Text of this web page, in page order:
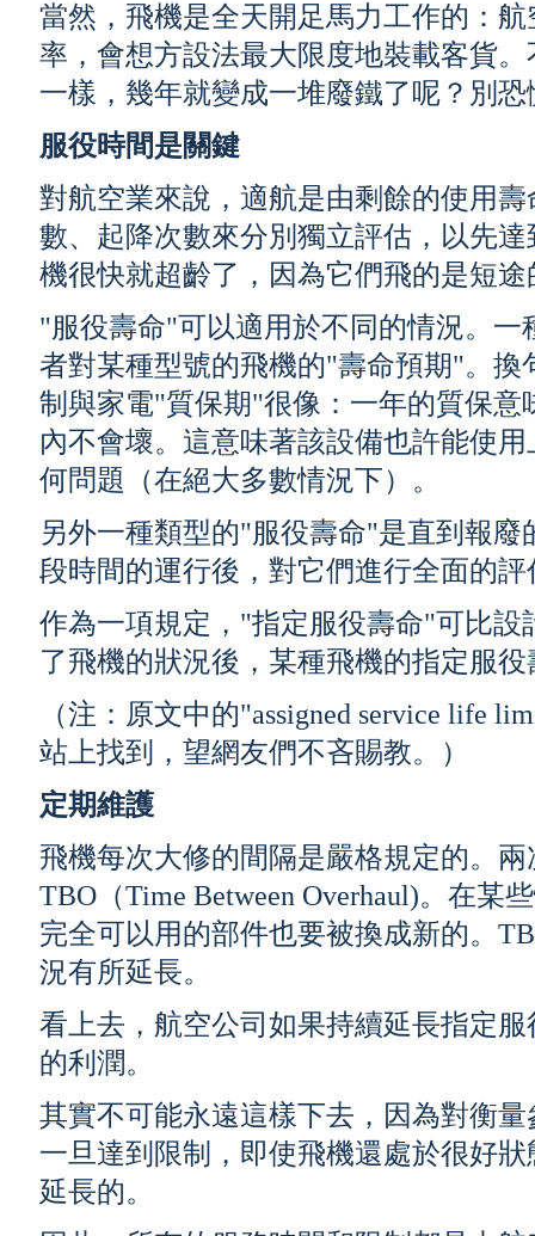
當然，飛機是全天開足馬力工作的：
率，會想方設法最大限度地裝載客貨
一樣，幾年就變成一堆廢鐵了呢？別恐
服役時間是關鍵
對航空業來說，適航是由剩餘的使用
數、起降次數來分別獨立評估，以先
機很快就超齡了，因為它們飛的是短
"服役壽命"可以適用於不同的情況。
者對某種型號的飛機的"壽命預期"。
制與家電"質保期"很像：一年的質保
內不會壞。這意味著該設備也許能使
何問題（在絕大多數情況下）。
另外一種類型的"服役壽命"是直到報
段時間的運行後，對它們進行全面的
作為一項規定，"指定服役壽命"可比
了飛機的狀況後，某種飛機的指定服
（注：原文中的"assigned service life
站上找到，望網友們不吝賜教。）
定期維護
飛機每次大修的間隔是嚴格規定的。
TBO（Time Between Overhaul)。在某
完全可以用的部件也要被換成新的。
況有所延長。
看上去，航空公司如果持續延長指定
的利潤。
其實不可能永遠這樣下去，因為對衡
一旦達到限制，即使飛機還處於很好
延長的。